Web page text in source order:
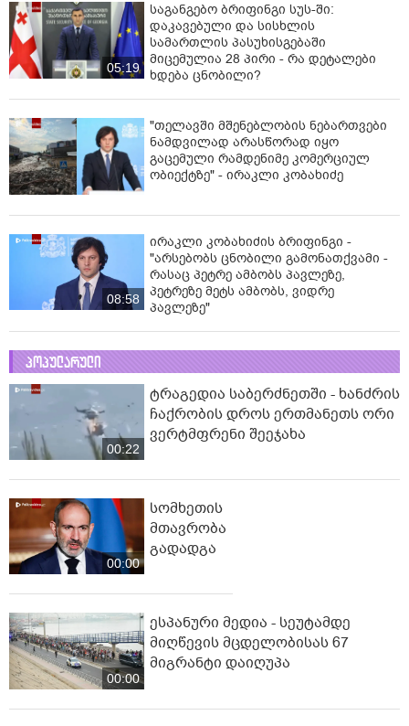
05:19
საგანგებო ბრიფინგი სუს-ში:
დაკავებული და სისხლის
სამართლის პასუხისგებაში
მიცემულია 28 პირი - რა დეტალები
ხდება ცნობილი?
"თელავში მშენებლობის ნებართვები
ნამდვილად არასწორად იყო
გაცემული რამდენიმე კომერციულ
ობიექტზე" - ირაკლი კობახიძე
08:58
ირაკლი კობახიძის ბრიფინგი -
"არსებობს ცნობილი გამონათქვამი -
რასაც პეტრე ამბობს პავლეზე,
პეტრეზე მეტს ამბობს, ვიდრე
პავლეზე"
პოპულარული
00:22
ტრაგედია საბერძნეთში - ხანძრის
ჩაქრობის დროს ერთმანეთს ორი
ვერტმფრენი შეეჯახა
00:00
სომხეთის
მთავრობა
გადადგა
00:00
ესპანური მედია - სეუტამდე
მიღწევის მცდელობისას 67
მიგრანტი დაიღუპა